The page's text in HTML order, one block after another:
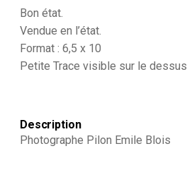
Armée
Infanterie
-
Uniforme
Campagne
militaire
Bon état.
Vendue en l’état.
Format : 6,5 x 10
Petite Trace visible sur le dessus
Description
Photographe Pilon Emile Blois